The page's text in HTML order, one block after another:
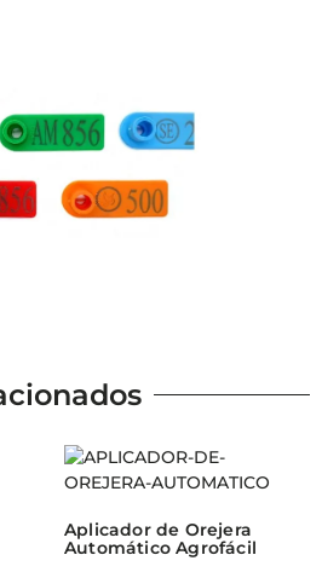
Aplicador de Orejera
Automático Agrofácil